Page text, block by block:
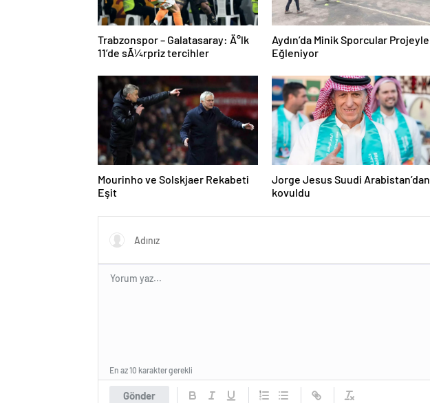
Trabzonspor – Galatasaray: Ä°lk
11’de sÃ¼rpriz tercihler
Aydın’da Minik Sporcular Projeyle
Eğleniyor
Mourinho ve Solskjaer Rekabeti
Eşit
Jorge Jesus Suudi Arabistan’dan
kovuldu
Gönder
En az 10 karakter gerekli